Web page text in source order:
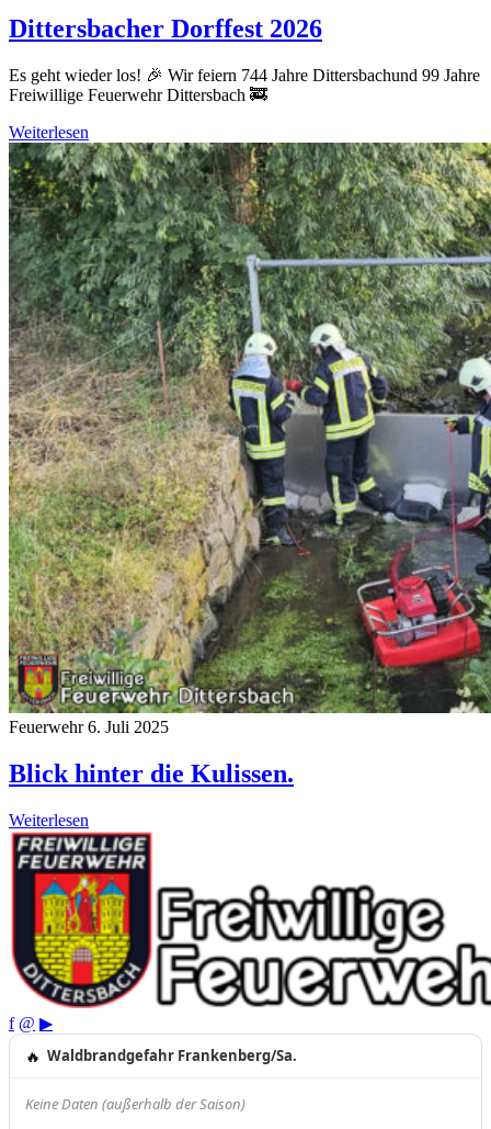
Dittersbacher Dorffest 2026
Es geht wieder los! 🎉 Wir feiern 744 Jahre Dittersbachund 99 Jahre
Freiwillige Feuerwehr Dittersbach 🚒
Weiterlesen
Feuerwehr 6. Juli 2025
Blick hinter die Kulissen.
Weiterlesen
f @ ▶
🔥 Waldbrandgefahr Frankenberg/Sa.
Keine Daten (außerhalb der Saison)